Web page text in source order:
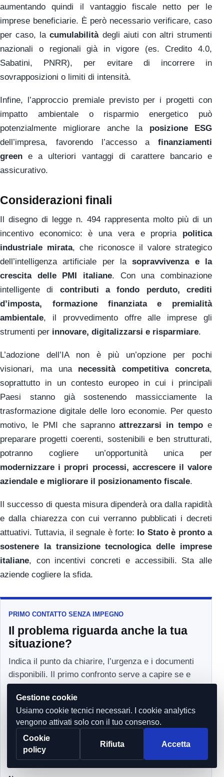
aumentando quindi il vantaggio fiscale netto per le
imprese beneficiarie. È però necessario verificare, caso
per caso, lacumulabilitàdegli aiuti con altri strumenti
nazionali o regionali già in vigore (es. Credito 4.0,
Sabatini, PNRR), per evitare di incorrere in
sovrapposizioni o limiti di intensità.
Infine, l’approccio premiale previsto per i progetti con
impatto ambientale o risparmio energetico può
potenzialmente migliorare anche la posizione ESG
dell’impresa, favorendo l’accesso a finanziamenti
green e a ulteriori vantaggi di carattere bancario e
assicurativo.
Considerazioni finali
Il disegno di legge n. 494 rappresenta molto più di un
incentivo economico: è una vera e propria politica
industriale mirata, che riconosce il valore strategico
dell’intelligenza artificiale per lasopravvivenza e la
crescita delle PMI italiane. Con una combinazione
intelligente di contributi a fondo perduto, crediti
d’imposta, formazione finanziata e premialità
ambientale, il provvedimento offre alle imprese gli
strumenti per innovare, digitalizzarsi e risparmiare.
L’adozione dell’IA non è più un’opzione per pochi
visionari, ma una necessità competitiva concreta,
soprattutto in un contesto europeo in cui i principali
Paesi stanno già sostenendo massicciamente la
trasformazione digitale delle loro economie. Per questo
motivo, le PMI che saprannoattrezzarsi in tempo e
preparare progetti coerenti, sostenibili e ben strutturati,
potranno cogliere un’opportunità unica per
modernizzare i propri processi, accrescere il valore
aziendale e migliorare il posizionamento fiscale.
Il successo di questa misura dipenderà ora dalla rapidità
e dalla chiarezza con cui verranno pubblicati i decreti
attuativi. Tuttavia, il segnale è forte: lo Stato è pronto a
sostenere la transizione tecnologica delle imprese
italiane, con incentivi concreti e accessibili. Sta alle
aziende cogliere la sfida.
PRIMO CONTATTO SENZA IMPEGNO
Il problema riguarda anche la tua
situazione?
Indica il punto da chiarire, l’urgenza e i documenti
disponibili. Il primo confronto serve a capire se e
Nessun incarico automatico
Gestione cookie
Usiamo cookie tecnici necessari. I cookie analytics
vengono attivati solo con il tuo consenso.
Cookie
policy
Rifiuta Accetta